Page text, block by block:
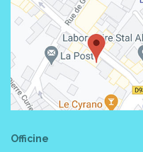
Codes :
Taille
XS
< 34
S
34 -
L
Officine